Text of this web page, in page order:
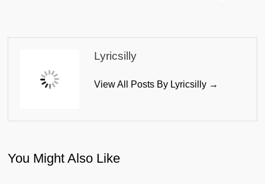
Lyricsilly
View All Posts By Lyricsilly →
You Might Also Like